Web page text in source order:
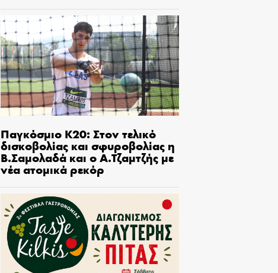
Παγκόσμιο Κ20: Στον τελικό
δισκοβολίας και σφυροβολίας η
Β.Σαμολαδά και ο Α.Τζαμτζής με
νέα ατομικά ρεκόρ